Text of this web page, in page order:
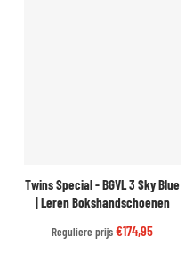
Twins Special - BGVL 3 Sky Blue
| Leren Bokshandschoenen
Reguliere prijs€174,95